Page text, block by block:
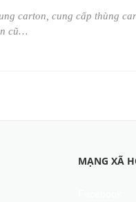
carton, cung cấp thùng
cũ…
MẠNG XÃ